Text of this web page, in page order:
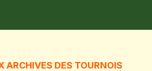
ARCHIVES DES TOURNOIS